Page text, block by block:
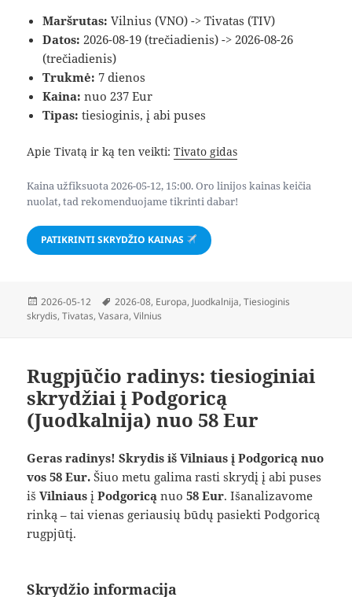
Maršrutas: Vilnius (VNO) -> Tivatas (TIV)
Datos: 2026-08-19 (trečiadienis) -> 2026-08-26
(trečiadienis)
Trukmė: 7 dienos
Kaina: nuo 237 Eur
Tipas: tiesioginis, į abi puses
Apie Tivatą ir ką ten veikti:Tivato gidas
Kaina užfiksuota 2026-05-12, 15:00. Oro linijos kainas keičia
nuolat, tad rekomenduojame tikrinti dabar!
PATIKRINTI SKRYDŽIO KAINAS
Paskelbta
2026-05-12 Žymos
2026-08, Europa, Juodkalnija,Tiesioginis
skrydis,Tivatas,Vasara,Vilnius
Rugpjūčio radinys: tiesioginiai
skrydžiai į Podgoricą
(Juodkalnija) nuo 58 Eur
Geras radinys! Skrydis iš Vilniaus į Podgoricą nuo
vos 58 Eur. Šiuo metu galima rasti skrydį į abi puses
išVilniaus įPodgoricą nuo58 Eur. Išanalizavome
rinką – tai vienas geriausių būdų pasiekti Podgoricą
rugpjūtį.
Skrydžio informacija